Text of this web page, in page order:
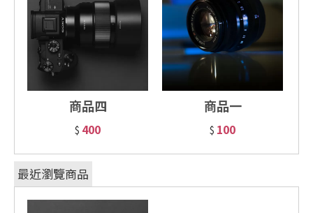
商品四
$ 400
商品一
$ 100
最近瀏覽商品